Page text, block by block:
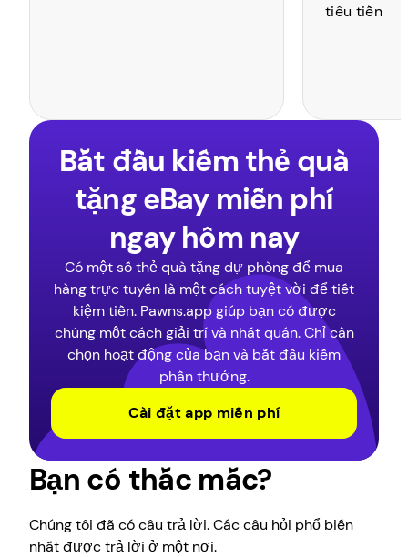
tiêu tiền
Bắt đầu kiếm thẻ quà
tặng eBay miễn phí
ngay hôm nay
Có một số thẻ quà tặng dự phòng để mua
hàng trực tuyến là một cách tuyệt vời để tiết
kiệm tiền. Pawns.app giúp bạn có được
chúng một cách giải trí và nhất quán. Chỉ cần
chọn hoạt động của bạn và bắt đầu kiếm
phần thưởng.
Cài đặt app miễn phí
Bạn có thắc mắc?
Chúng tôi đã có câu trả lời. Các câu hỏi phổ biến
nhất được trả lời ở một nơi.